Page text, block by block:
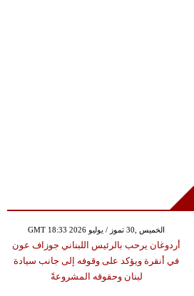
GMT 18:33 2026 الخميس ,30 تموز / يوليو
أردوغان يرحب بالرئيس اللبناني جوزاف عون
في أنقرة ويؤكد على وقوفه إلى جانب سيادة
لبنان وحقوقه المشروعةً